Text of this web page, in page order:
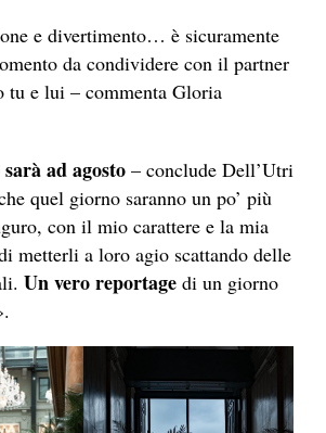
e divertimento… è sicuramente
da condividere con il partner
tu e lui – commenta Gloria
ad agosto – conclude Dell’Utri
quel giorno saranno un po’ più
con il mio carattere e la mia
metterli a loro agio scattando delle
Un vero reportage di un giorno